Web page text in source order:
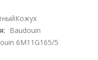
Baudouin
6M11G165/5